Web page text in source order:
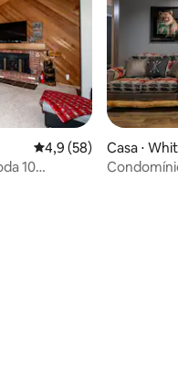
4,9 de uma avaliação
4,9 (58)
10
Casa ⋅